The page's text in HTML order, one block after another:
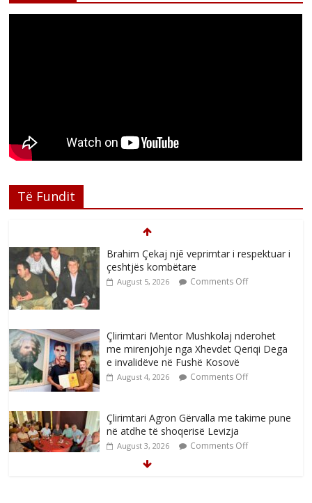
Të Fundit
Brahim Çekaj njē veprimtar i respektuar i
çeshtjës kombëtare
August 5, 2026 Comments Off
Çlirimtari Mentor Mushkolaj nderohet
me mirenjohje nga Xhevdet Qeriqi Dega
e invalidëve në Fushë Kosovë
August 4, 2026 Comments Off
Çlirimtari Agron Gërvalla me takime pune
në atdhe të shoqerisë Levizja
August 3, 2026 Comments Off